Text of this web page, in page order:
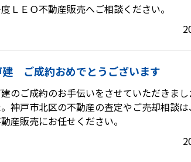
ＬＥＯ不動産販売へご相談ください。
建 ご成約おめでとうございます
のご成約のお手伝いをさせていただきま
神戸市北区の不動産の査定やご売却相談
産販売にお任せください。